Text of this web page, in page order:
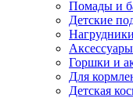
Помады и
Детские
Горшки и
Для
Детская